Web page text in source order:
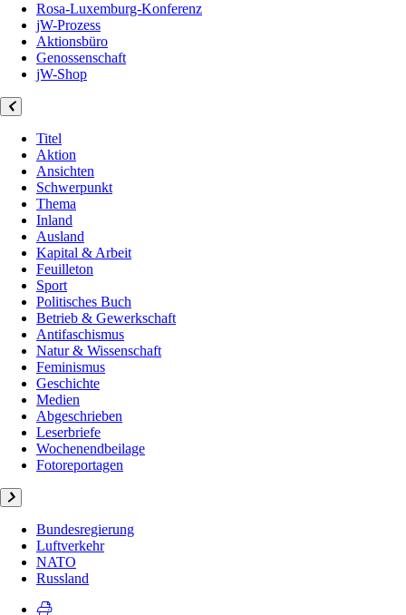
Rosa-Luxemburg-Konferenz
jW-Prozess
Aktionsbüro
Genossenschaft
jW-Shop
Titel
Aktion
Ansichten
Schwerpunkt
Thema
Inland
Ausland
Kapital & Arbeit
Feuilleton
Sport
Politisches Buch
Betrieb & Gewerkschaft
Antifaschismus
Natur & Wissenschaft
Feminismus
Geschichte
Medien
Abgeschrieben
Leserbriefe
Wochenendbeilage
Fotoreportagen
Bundesregierung
Luftverkehr
NATO
Russland